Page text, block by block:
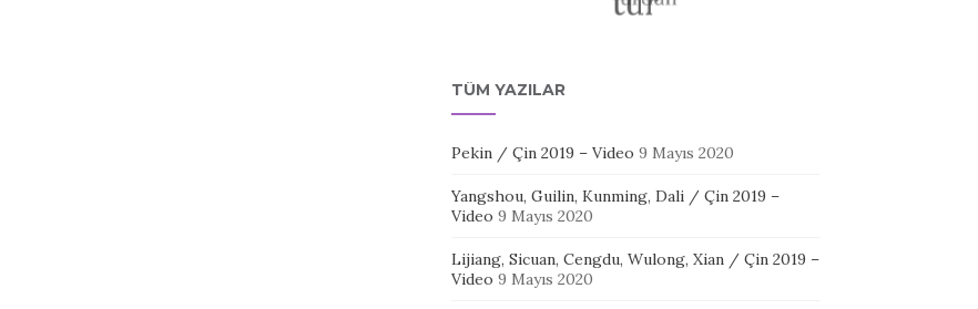
TÜM YAZILAR
Pekin / Çin 2019 – Video 9 Mayıs 2020
Yangshou, Guilin, Kunming, Dali / Çin 2019 –
Video 9 Mayıs 2020
Lijiang, Sicuan, Cengdu, Wulong, Xian / Çin 2019 –
Video 9 Mayıs 2020